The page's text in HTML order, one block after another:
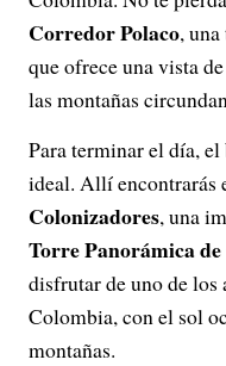
Corredor Polaco,
que ofrece una vista
las montañas
Para terminar el día, el
ideal. Allí encontrarás
Colonizadores, una
Torre Panorámica
disfrutar de uno de los
Colombia, con el sol
montañas.